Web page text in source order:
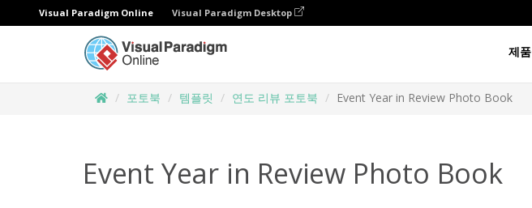
Visual Paradigm Online Visual Paradigm Desktop
제품
포토북 템플릿 연도 리뷰 포토북 Event Year in Review Photo Book
Event Year in Review Photo Book